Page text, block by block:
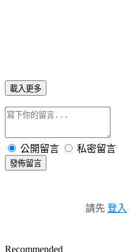
載入更多
公開留言 私密留言
發佈留言
請先 登入
Recommended